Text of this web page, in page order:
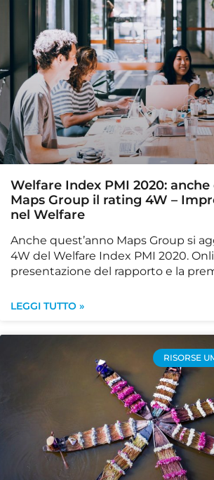
Welfare Index PMI 2020: anche
Maps Group il rating 4W –
nel Welfare
Anche quest’anno Maps Group si
4W del Welfare Index PMI 2020.
presentazione del rapporto e la
LEGGI TUTTO »
RISORSE